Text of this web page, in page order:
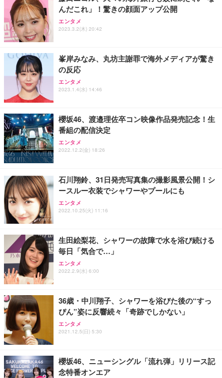
んだこれ」！驚きの顔面アップ公開
エンタメ
2023.3.2(木) 20:42
峯岸みなみ、丸坊主謝罪で海外メディアが驚き
の反応
エンタメ
2023.1.4(水) 14:46
櫻坂46、渡邉理佐卒コン映像作品発売記念！生
番組の配信決定
エンタメ
2022.12.2(金) 18:26
石川翔鈴、31日発売写真集の撮影風景公開！シ
ースルー衣装でシャワーやプールにも
エンタメ
2022.10.25(火) 11:16
生田絵梨花、シャワーの故障で水を浴び続ける
毎日「気合で…」
エンタメ
2022.2.9(水) 6:00
36歳・中川翔子、シャワーを浴びた後の“すっ
ぴん”姿に反響続々「奇跡でしかない」
エンタメ
2021.12.5(日) 5:30
櫻坂46、ニューシングル「流れ弾」リリース記
念特番オンエア